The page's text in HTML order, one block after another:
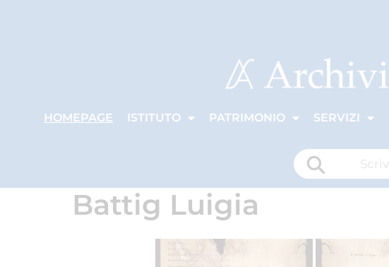
HOMEPAGE ISTITUTO PATRIMONIO SERVIZI
Battig Luigia